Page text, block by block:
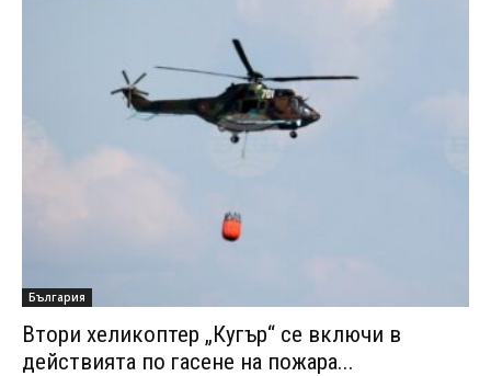
България
Втори хеликоптер „Кугър“ се включи в
действията по гасене на пожара...